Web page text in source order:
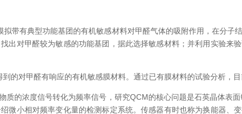
有典型功能基团的有机敏感材料对甲醛气体的吸附作用，在分子
出对甲醛较为敏感的功能基团，据此选择敏感材料；并利用实验来
对甲醛有响应的有机敏感膜材料。通过已有膜材料的试验分析，目
的浓度信号转化为频率信号，研究QCM的核心问题是石英晶体表
微小相对频率变化量的检测标定系统。传感器有时也称为换能器、